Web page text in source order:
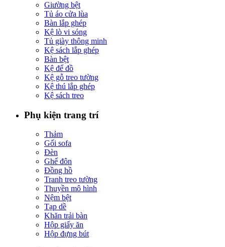
Giường bệt
Tủ áo cửa lùa
Bàn lắp ghép
Kệ lò vi sóng
Tủ giày thông minh
Kệ sách lắp ghép
Bàn bệt
Kệ để đồ
Kệ gỗ treo tường
Kệ thú lắp ghép
Kệ sách treo
Phụ kiện trang trí
Thảm
Gối sofa
Đèn
Ghế đôn
Đồng hồ
Tranh treo tường
Thuyền mô hình
Nệm bệt
Tạp dề
Khăn trải bàn
Hộp giấy ăn
Hộp đựng bút